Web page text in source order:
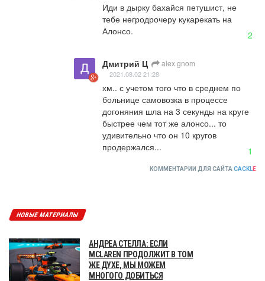
Иди в дырку бахайся петушист, не
тебе негродрочеру кукарекать на
Алонсо.
2
Дмитрий Ц alex gnom
2021.08.02 21:28
хм.. с учетом того что в среднем по
больнице самовозка в процессе
догоняния шла на 3 секунды на круге
быстрее чем тот же алонсо... то
удивительно что он 10 кругов
продержался...
1
КОММЕНТАРИИ ДЛЯ САЙТА CACKLE
НОВЫЕ МАТЕРИАЛЫ
АНДРЕА СТЕЛЛА: ЕСЛИ
MCLAREN ПРОДОЛЖИТ В ТОМ
ЖЕ ДУХЕ, МЫ МОЖЕМ
МНОГОГО ДОБИТЬСЯ